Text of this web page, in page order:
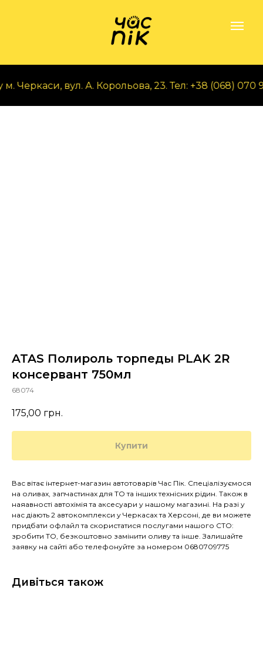
Черкаси, вул. А. Корольова, 23. Тел: +38 (068) 070 97
ATAS Полироль торпеды PLAK 2R
консервант 750мл
68074
175,00 грн.
Купити
Вас вітає інтернет-магазин автотоварів Час Пік. Спеціалізуємося
на оливах, запчастинах для ТО та інших технісних рідин. Також в
наяавності автохімія та аксесуари у нашому магазині. На разі у
нас діають 2 автокомплекси у Черкасах та Херсоні, де ви можете
придбати офлайл та скористатися послугами нашого СТО:
зробити ТО, безкоштовно замінити оливу та інше. Залишайте
заявку на сайті або телефонуйте за номером 0680709775
Дивіться також